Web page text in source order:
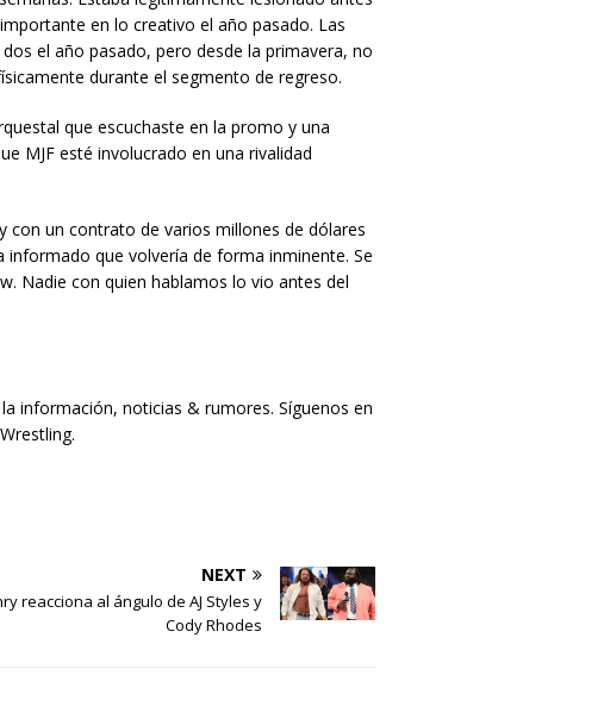
en lo creativo el año pasado. Las
el año pasado, pero desde la primavera, no
durante el segmento de regreso.
que escuchaste en la promo y una
MJF esté involucrado en una rivalidad
con un contrato de varios millones de dólares
que volvería de forma inminente. Se
Nadie con quien hablamos lo vio antes del
información, noticias & rumores. Síguenos en
NEXT
reacciona al ángulo de AJ Styles y
Cody Rhodes